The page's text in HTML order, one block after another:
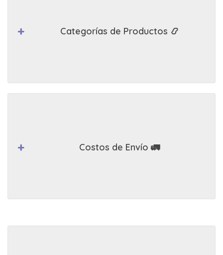
Categorías de Productos 📿
Costos de Envío 🚛